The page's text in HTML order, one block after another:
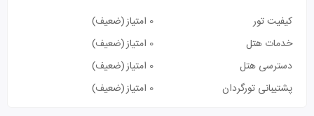
کیفیت تور 0 امتیاز
(ضعیف)
خدمات هتل
0 امتیاز
(ضعیف)
دسترسی هتل
0 امتیاز
(ضعیف)
پشتیبانی تورگردان
0 امتیاز (ضعیف)